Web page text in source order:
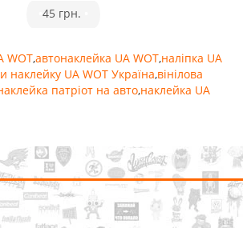
45 грн.
WOT,автонаклейка UA WOT,наліпка UA
наклейку UA WOT Україна,вінілова
патріот на авто,наклейка UA